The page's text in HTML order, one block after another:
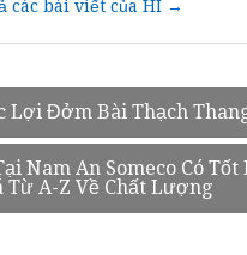
các bài viết của HÍ →
Lợi Đởm Bài Thạch
Nam An Someco Có Tốt
Từ A-Z Về Chất Lượng